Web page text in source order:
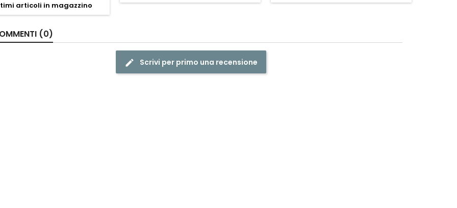
articoli in magazzino
(0)
Scrivi per primo una recensione